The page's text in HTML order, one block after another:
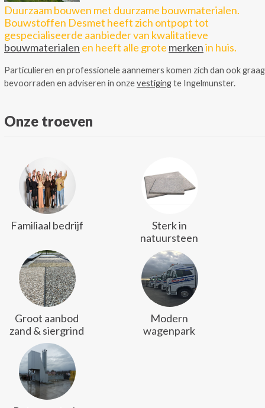
Duurzaam bouwen met duurzame bouwmaterialen.
Bouwstoffen Desmet heeft zich ontpopt tot
gespecialiseerde aanbieder van kwalitatieve
bouwmaterialen en heeft alle grote merkenin huis.
Particulieren en professionele aannemers komen zich dan ook graag
bevoorraden en adviseren in onzevestigingte Ingelmunster.
Onze troeven
Familiaal bedrijf
Sterk in
natuursteen
Groot aanbod
zand & siergrind
Modern
wagenpark